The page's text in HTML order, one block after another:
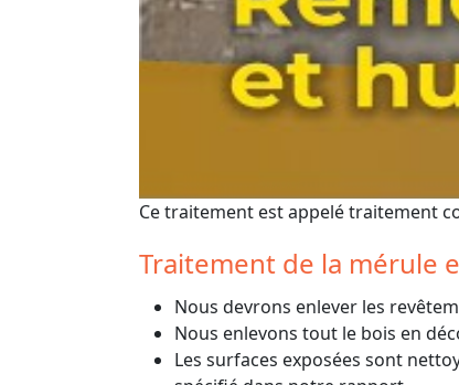
Ce traitement est appelé traitement
Traitement de la mérule
Nous devrons enlever les
Nous enlevons tout le bois en
Les surfaces exposées sont